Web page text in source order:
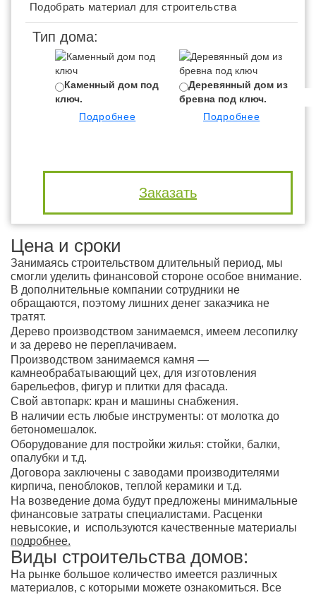
Подобрать материал для строительства
Тип дома:
Каменный дом под
ключ.
Подробнее
Деревянный дом из
бревна под ключ.
Подробнее
Заказать
Цена и сроки
Занимаясь строительством длительный период, мы
смогли уделить финансовой стороне особое внимание.
В дополнительные компании сотрудники не
обращаются, поэтому лишних денег заказчика не
тратят.
Дерево производством занимаемся, имеем лесопилку
и за дерево не переплачиваем.
Производством занимаемся камня —
камнеобрабатывающий цех, для изготовления
барельефов, фигур и плитки для фасада.
Свой автопарк: кран и машины снабжения.
В наличии есть любые инструменты: от молотка до
бетономешалок.
Оборудование для постройки жилья: стойки, балки,
опалубки и т.д.
Договора заключены с заводами производителями
кирпича, пеноблоков, теплой керамики и т.д.
На возведение дома будут предложены минимальные
финансовые затраты специалистами. Расценки
невысокие, и используются качественные материалы
подробнее.
Виды строительства домов:
На рынке большое количество имеется различных
материалов, с которыми можете ознакомиться. Все